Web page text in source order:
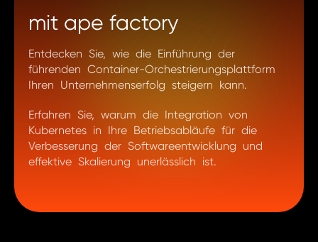
mit ape factory
Entdecken Sie, wie die Einführung der
führenden Container-Orchestrierungsplattform
Ihren Unternehmenserfolg steigern kann.
Erfahren Sie, warum die Integration von
Kubernetes in Ihre Betriebsabläufe für die
Verbesserung der Softwareentwicklung und
effektive Skalierung unerlässlich ist.